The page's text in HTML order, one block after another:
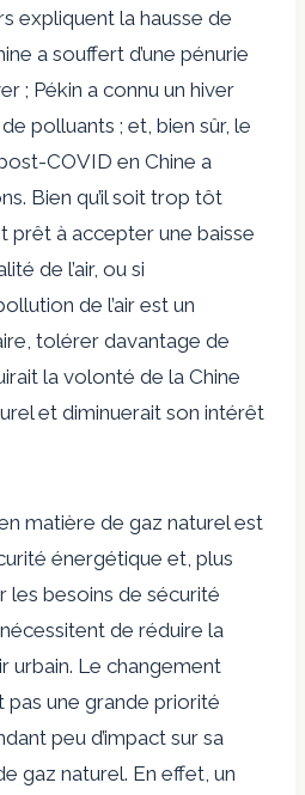
expliquent la hausse de
a souffert d’une pénurie
; Pékin a connu un hiver
polluants ; et, bien sûr, le
COVID en Chine a
Bien qu’il soit trop tôt
prêt à accepter une baisse
de l’air, ou si
de l’air est un
tolérer davantage de
la volonté de la Chine
et diminuerait son intérêt
matière de gaz naturel est
énergétique et, plus
les besoins de sécurité
de réduire la
urbain. Le changement
pas une grande priorité
peu d’impact sur sa
gaz naturel. En effet, un